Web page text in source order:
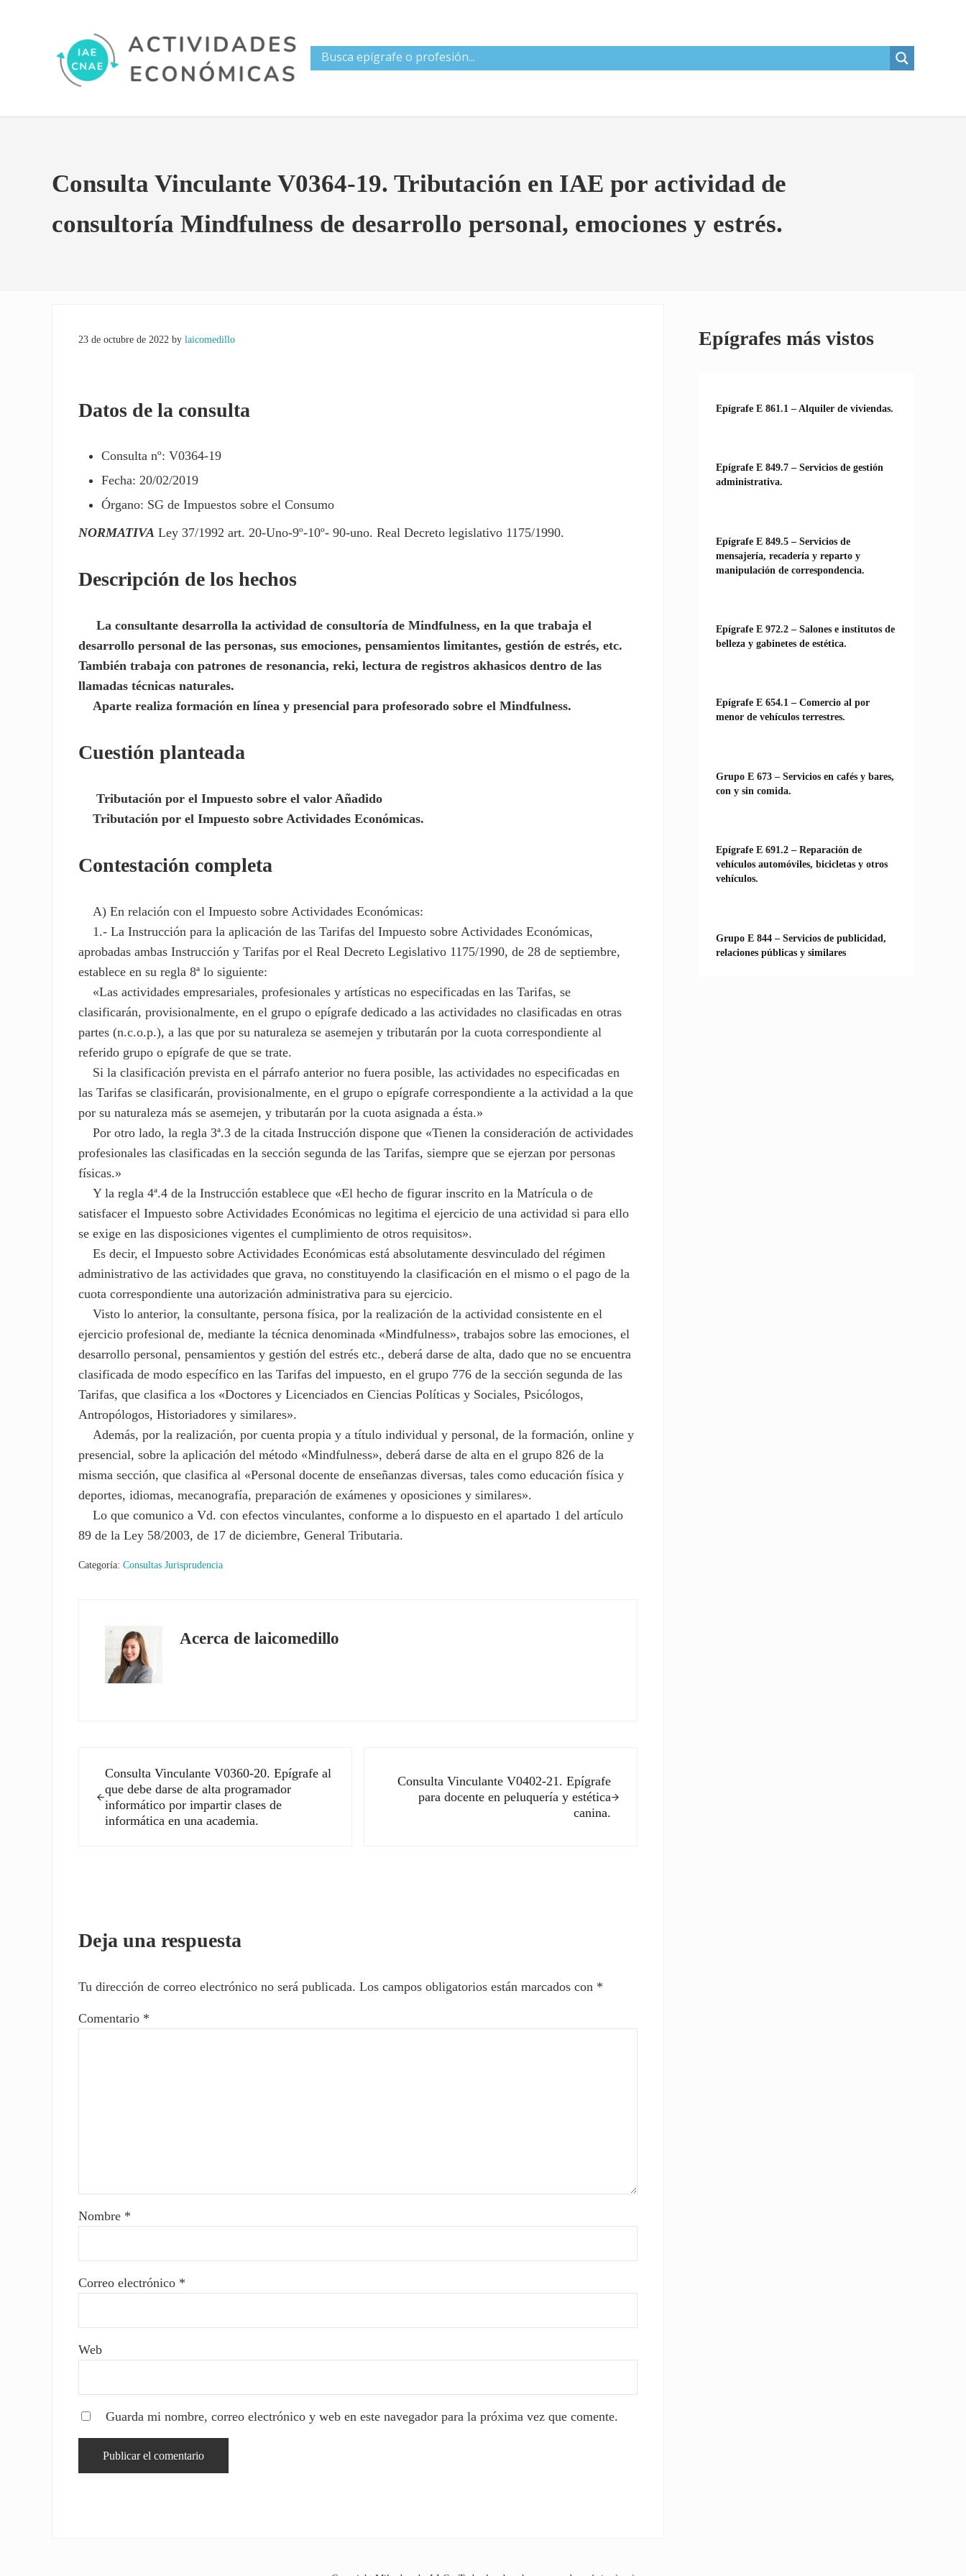
Consulta Vinculante V0364-19. Tributación en IAE por actividad de
consultoría Mindfulness de desarrollo personal, emociones y estrés.
23 de octubre de 2022 bylaicomedillo
Datos de la consulta
Consulta nº: V0364-19
Fecha: 20/02/2019
Órgano: SG de Impuestos sobre el Consumo
NORMATIVA Ley 37/1992 art. 20-Uno-9º-10º- 90-uno. Real Decreto legislativo 1175/1990.
Descripción de los hechos
La consultante desarrolla la actividad de consultoría de Mindfulness, en la que trabaja el
desarrollo personal de las personas, sus emociones, pensamientos limitantes, gestión de estrés, etc.
También trabaja con patrones de resonancia, reki, lectura de registros akhasicos dentro de las
llamadas técnicas naturales.
Aparte realiza formación en línea y presencial para profesorado sobre el Mindfulness.
Cuestión planteada
Tributación por el Impuesto sobre el valor Añadido
Tributación por el Impuesto sobre Actividades Económicas.
Contestación completa
A) En relación con el Impuesto sobre Actividades Económicas:
1.- La Instrucción para la aplicación de las Tarifas del Impuesto sobre Actividades Económicas,
aprobadas ambas Instrucción y Tarifas por el Real Decreto Legislativo 1175/1990, de 28 de septiembre,
establece en su regla 8ª lo siguiente:
«Las actividades empresariales, profesionales y artísticas no especificadas en las Tarifas, se
clasificarán, provisionalmente, en el grupo o epígrafe dedicado a las actividades no clasificadas en otras
partes (n.c.o.p.), a las que por su naturaleza se asemejen y tributarán por la cuota correspondiente al
referido grupo o epígrafe de que se trate.
Si la clasificación prevista en el párrafo anterior no fuera posible, las actividades no especificadas en
las Tarifas se clasificarán, provisionalmente, en el grupo o epígrafe correspondiente a la actividad a la que
por su naturaleza más se asemejen, y tributarán por la cuota asignada a ésta.»
Por otro lado, la regla 3ª.3 de la citada Instrucción dispone que «Tienen la consideración de actividades
profesionales las clasificadas en la sección segunda de las Tarifas, siempre que se ejerzan por personas
físicas.»
Y la regla 4ª.4 de la Instrucción establece que «El hecho de figurar inscrito en la Matrícula o de
satisfacer el Impuesto sobre Actividades Económicas no legitima el ejercicio de una actividad si para ello
se exige en las disposiciones vigentes el cumplimiento de otros requisitos».
Es decir, el Impuesto sobre Actividades Económicas está absolutamente desvinculado del régimen
administrativo de las actividades que grava, no constituyendo la clasificación en el mismo o el pago de la
cuota correspondiente una autorización administrativa para su ejercicio.
Visto lo anterior, la consultante, persona física, por la realización de la actividad consistente en el
ejercicio profesional de, mediante la técnica denominada «Mindfulness», trabajos sobre las emociones, el
desarrollo personal, pensamientos y gestión del estrés etc., deberá darse de alta, dado que no se encuentra
clasificada de modo específico en las Tarifas del impuesto, en el grupo 776 de la sección segunda de las
Tarifas, que clasifica a los «Doctores y Licenciados en Ciencias Políticas y Sociales, Psicólogos,
Antropólogos, Historiadores y similares».
Además, por la realización, por cuenta propia y a título individual y personal, de la formación, online y
presencial, sobre la aplicación del método «Mindfulness», deberá darse de alta en el grupo 826 de la
misma sección, que clasifica al «Personal docente de enseñanzas diversas, tales como educación física y
deportes, idiomas, mecanografía, preparación de exámenes y oposiciones y similares».
Lo que comunico a Vd. con efectos vinculantes, conforme a lo dispuesto en el apartado 1 del artículo
89 de la Ley 58/2003, de 17 de diciembre, General Tributaria.
Categoría:Consultas Jurisprudencia
Acerca delaicomedillo
Consulta Vinculante V0360-20. Epígrafe al
que debe darse de alta programador
informático por impartir clases de
informática en una academia.
Consulta Vinculante V0402-21. Epígrafe
para docente en peluquería y estética
canina.
Deja una respuesta
Tu dirección de correo electrónico no será publicada. Los campos obligatorios están marcados con *
Comentario *
Nombre *
Correo electrónico *
Web
Guarda mi nombre, correo electrónico y web en este navegador para la próxima vez que comente.
Epígrafes más vistos
Epígrafe E 861.1 – Alquiler de viviendas.
Epígrafe E 849.7 – Servicios de gestión
administrativa.
Epígrafe E 849.5 – Servicios de
mensajería, recadería y reparto y
manipulación de correspondencia.
Epígrafe E 972.2 – Salones e institutos de
belleza y gabinetes de estética.
Epígrafe E 654.1 – Comercio al por
menor de vehículos terrestres.
Grupo E 673 – Servicios en cafés y bares,
con y sin comida.
Epígrafe E 691.2 – Reparación de
vehículos automóviles, bicicletas y otros
vehículos.
Grupo E 844 – Servicios de publicidad,
relaciones públicas y similares